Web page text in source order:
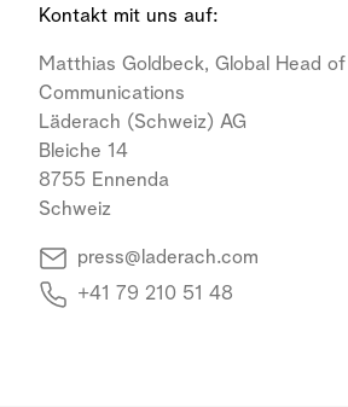
Kontakt mit uns auf:
Matthias Goldbeck, Global Head
Communications
Läderach (Schweiz) AG
Bleiche 14
8755 Ennenda
Schweiz
press@laderach.com
+41 79 210 51 48